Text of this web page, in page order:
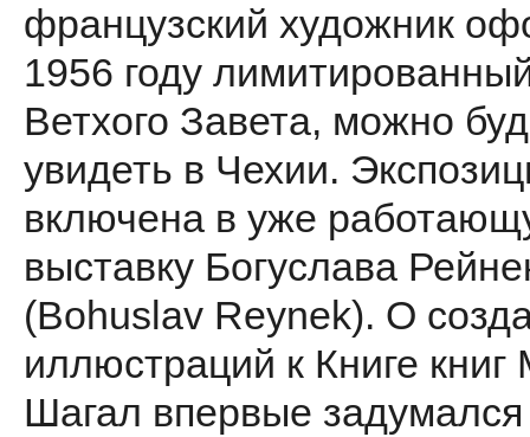
французский художник
1956 году
Ветхого Завета, можно
увидеть в Чехии.
включена в уже
выставку Богуслава
(Bohuslav Reynek). О
иллюстраций к Книге книг
Шагал впервые